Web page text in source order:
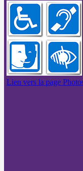
Lien vers la page